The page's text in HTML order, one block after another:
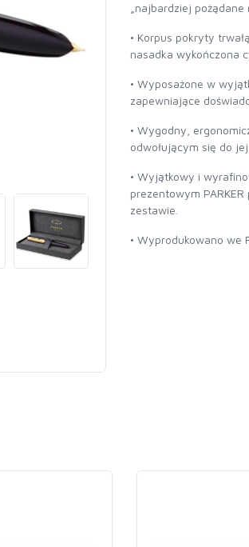
„najbardziej
• Korpus pokryty
nasadka wykończona
• Wyposażone w
zapewniające
• Wygodny,
odwołującym się do
• Wyjątkowy i
prezentowym
zestawie.
• Wyprodukowano we